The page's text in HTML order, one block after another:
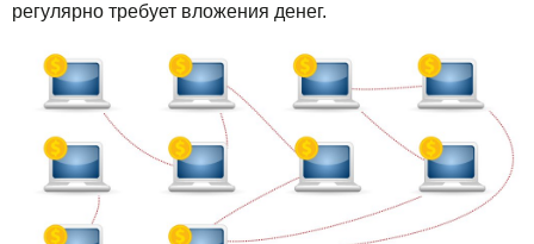
регулярно требует вложения денег.